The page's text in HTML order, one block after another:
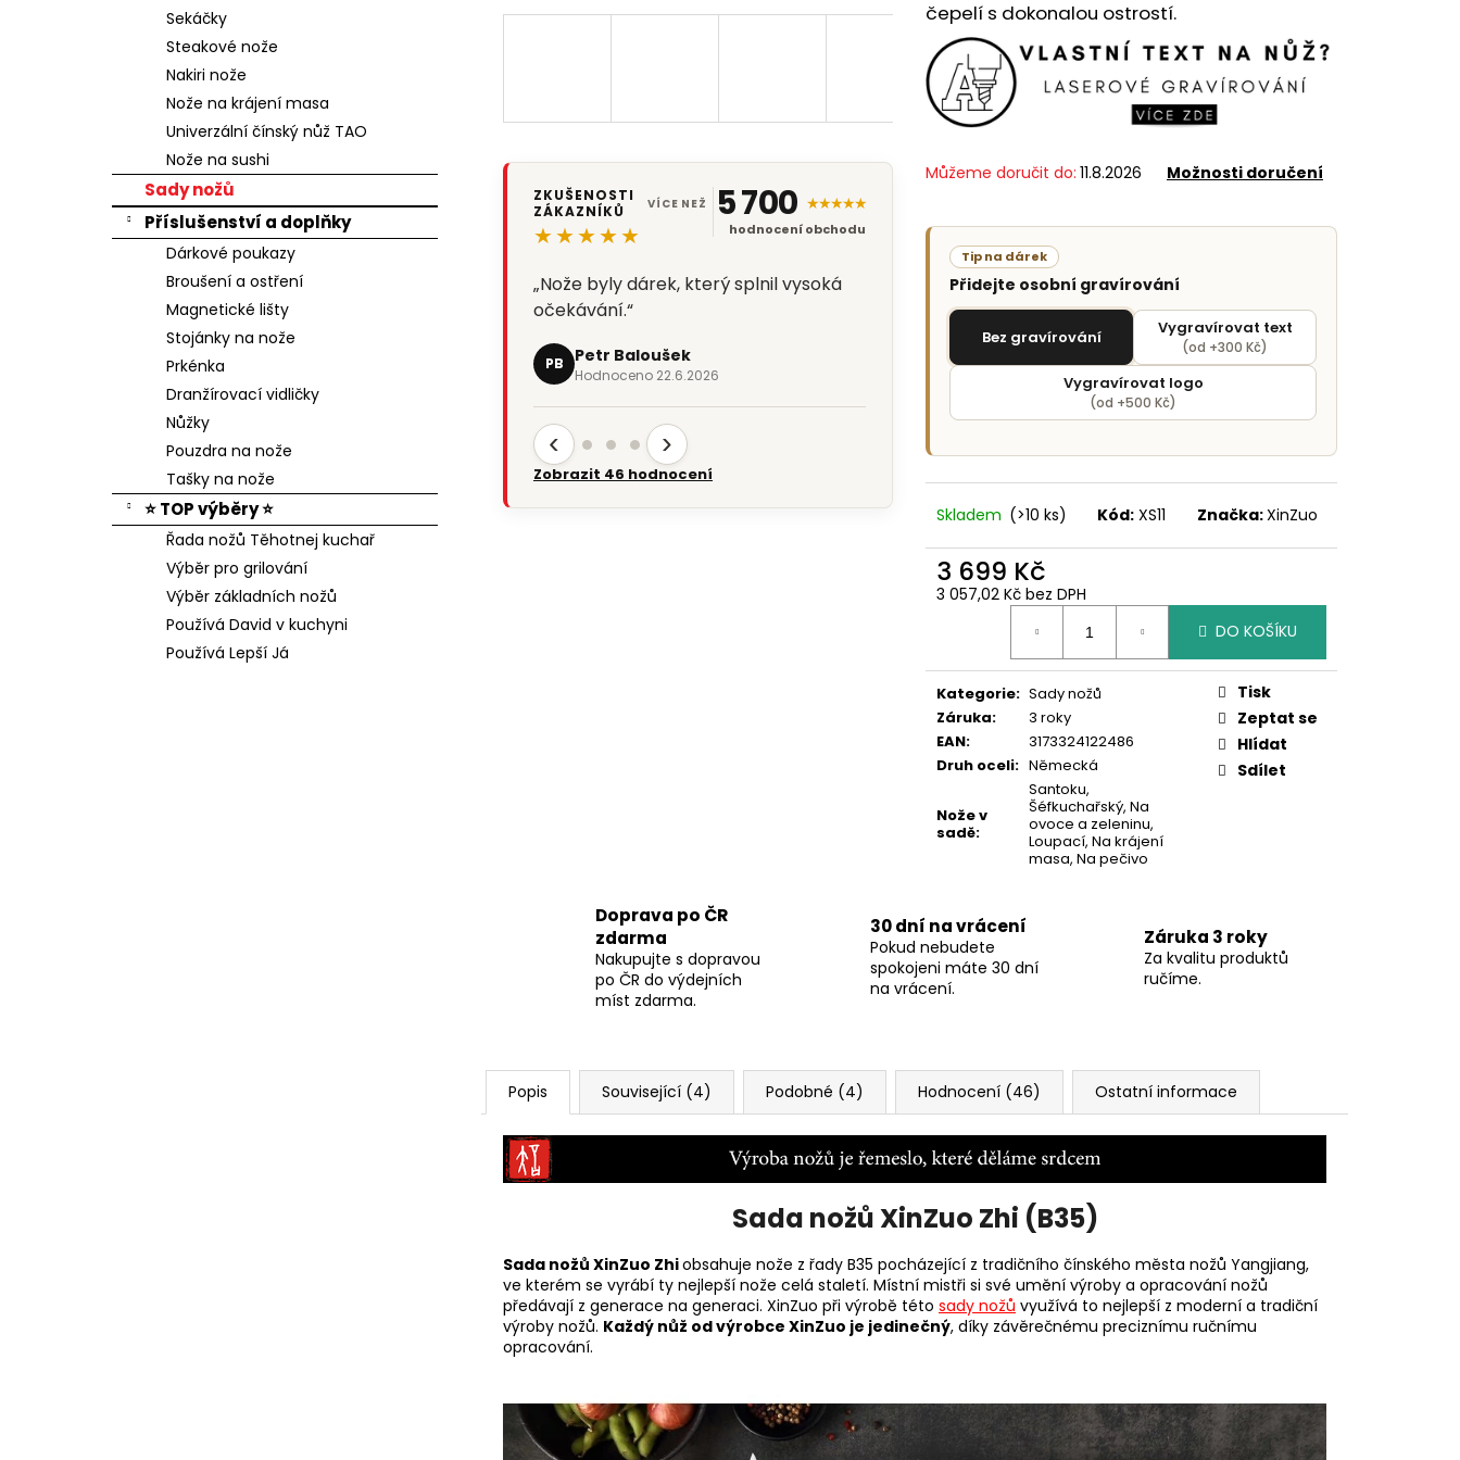
Sekáčky
Steakové nože
Nakiri nože
Nože na krájení masa
Univerzální čínský nůž TAO
Nože na sushi
Sady nožů
Příslušenství a doplňky
Dárkové poukazy
Broušení a ostření
Magnetické lišty
Stojánky na nože
Prkénka
Dranžírovací vidličky
Nůžky
Pouzdra na nože
Tašky na nože
⭐ TOP výběry ⭐
Řada nožů Těhotnej kuchař
Výběr pro grilování
Výběr základních nožů
Používá David v kuchyni
Používá Lepší Já
čepelí s dokonalou ostrostí.
Můžeme doručit do: 11.8.2026 Možnosti doručení
Tip na dárek
Přidejte osobní gravírování
Bez gravírování Vygravírovat text
(od +300 Kč)
Vygravírovat logo
(od +500 Kč)
Skladem (>10 ks) Kód: XS11 Značka:XinZuo
3 699 Kč
3 057,02 Kč bez DPH
DO KOŠÍKU
Kategorie: Sady nožů
Záruka:
3 roky
EAN:
3173324122486
Druh oceli: Německá
Nože v
sadě:
Santoku,
Šéfkuchařský, Na
ovoce a zeleninu,
Loupací, Na krájení
masa, Na pečivo
Tisk
Zeptat se
Hlídat
Sdílet
ZKUŠENOSTI
ZÁKAZNÍKŮ
★★★★★
„Rychlé spolehlivé dodání,
spokojenost. Doporučuji.“
MT Mojmír Tkaný
Hodnoceno 2.6.2026
VÍCE NEŽ 5 700 ★★★★★
hodnocení obchodu
‹ ›
Zobrazit 46 hodnocení
Doprava po ČR
zdarma
Nakupujte s dopravou
po ČR do výdejních
míst zdarma.
30 dní na vrácení
Pokud nebudete
spokojeni máte 30 dní
na vrácení.
Záruka 3 roky
Za kvalitu produktů
ručíme.
Popis Související (4) Podobné (4) Hodnocení (46) Ostatní informace
Sada nožů XinZuo Zhi (B35)
Sada nožů XinZuo Zhiobsahuje nože z řady B35 pocházející z tradičního čínského města nožů Yangjiang,
ve kterém se vyrábí ty nejlepší nože celá staletí. Místní mistři si své umění výroby a opracování nožů
předávají z generace na generaci. XinZuo při výrobě této sady nožů využívá to nejlepší z moderní a tradiční
výroby nožů. Každý nůž od výrobce XinZuo je jedinečný, díky závěrečnému preciznímu ručnímu
opracování.